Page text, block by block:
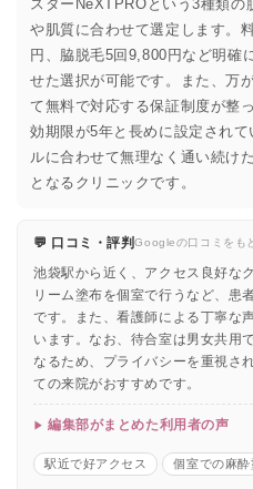
スターNeXTPROという3種類
や肌質に合わせて選定します。
円、脇脱毛5回9,800円など明確
せた選択が可能です。また、万
て無料で対応する保証制度が整
効期限が5年と長めに設定され
ルに合わせて無理なく通い続け
となるクリニックです。
💬 口コミ・評判Googleの口コミをも
池袋駅から近く、アクセス良好な
リーム塗布を個室で行うなど、患
です。また、看護師による丁寧な
います。なお、待合室は男女共用
なるため、プライバシーを重視さ
ての来院がおすすめです。
編集部がまとめた利用者の声
駅近で好アクセス 個室での麻酔